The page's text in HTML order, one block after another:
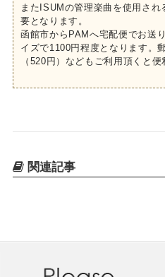
またISUMの管理楽曲を使用さ
要となります。
函館市からPAMへ宅配便でお送
イズで1100円程度となります。
（520円）などもご利用頂くと便
関連記事